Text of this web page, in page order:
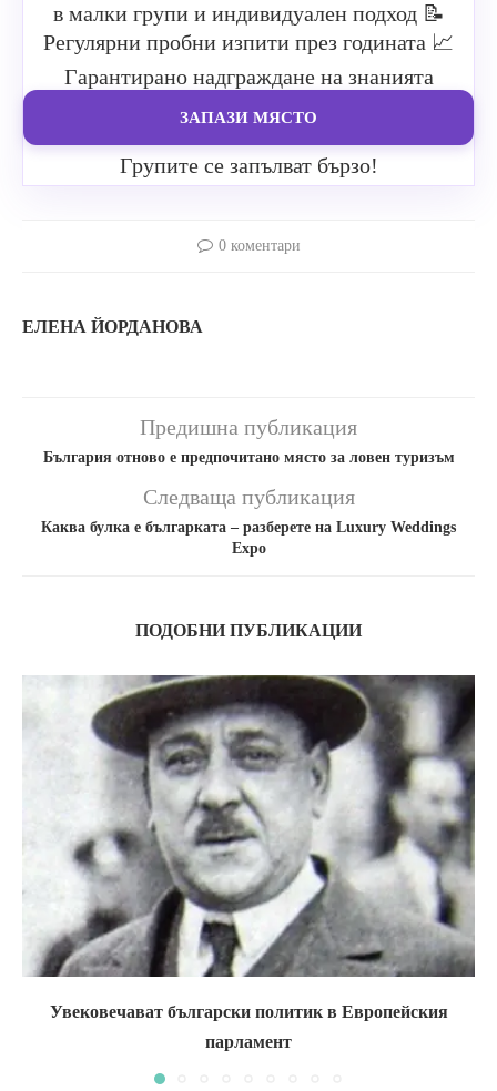
в малки групи и индивидуален подход 📝
Регулярни пробни изпити през годината 📈
Гарантирано надграждане на знанията
ЗАПАЗИ МЯСТО
Групите се запълват бързо!
0 коментари
ЕЛЕНА ЙОРДАНОВА
Предишна публикация
България отново е предпочитано място за ловен туризъм
Следваща публикация
Каква булка е българката – разберете на Luxury Weddings
Expo
ПОДОБНИ ПУБЛИКАЦИИ
Увековечават български политик в Европейския
парламент